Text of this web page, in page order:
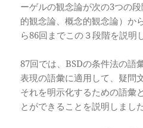
ーゲルの観念論が次の3つの
的観念論、概念的観念論）か
ら86回までこの３段階を説明
87回では、BSDの条件法の語
表現の語彙に適用して、疑問
それを明示化するための語彙
とができることを説明しました